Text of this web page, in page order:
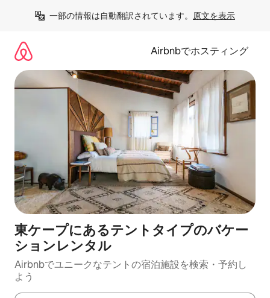
一部の情報は自動翻訳されています。 原文を表示
Airbnbでホスティング
東ケープにあるテントタイプのバケー
ションレンタル
Airbnbでユニークなテントの宿泊施設を検索・予約し
よう